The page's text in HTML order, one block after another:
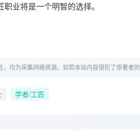
业将是一个明智的选择。
均为采集网络资源。如若本站内容侵犯了原著者
学者/工匠